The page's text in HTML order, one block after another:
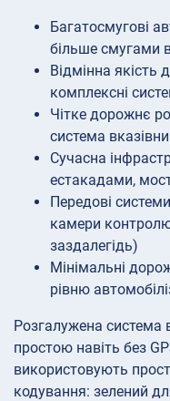
Багатосмугові
більше смугами
Відмінна якість
комплексні
Чітке дорожнє
система
Сучасна
естакадами,
Передові
камери
заздалегідь)
Мінімальні
рівню
Розгалужена система
простою навіть без
використовують
кодування: зелений